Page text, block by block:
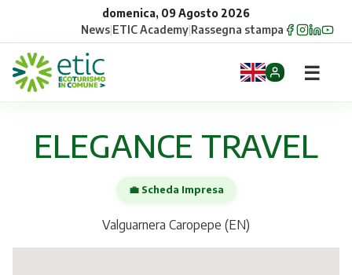
domenica, 09 Agosto 2026
News|ETIC Academy|Rassegna stampa
Opportunità
☰
ELEGANCE TRAVEL
💼 Scheda Impresa
Valguarnera Caropepe (EN)